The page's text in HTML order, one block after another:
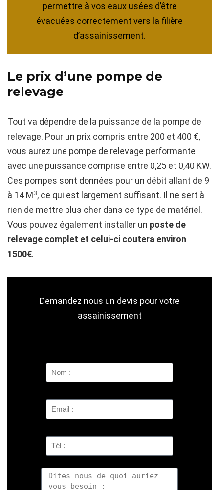
permettre à vos eaux usées d’être
évacuées correctement vers la filière
d’assainissement.
Le prix d’une pompe de
relevage
Tout va dépendre de la puissance de la pompe de
relevage. Pour un prix compris entre 200 et 400 €,
vous aurez une pompe de relevage performante
avec une puissance comprise entre 0,25 et 0,40 KW.
Ces pompes sont données pour un débit allant de 9
à 14 M3, ce qui est largement suffisant. Il ne sert à
rien de mettre plus cher dans ce type de matériel.
Vous pouvez également installer un poste de
relevage complet et celui-ci coutera environ
1500€.
Demandez nous un devis pour votre
assainissement